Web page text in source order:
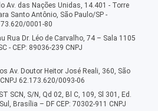
Av. das Nações Unidas, 14.401 - Torre
Santo Antônio, São Paulo/SP -
0001-80
Rua Dr. Léo de Carvalho, 74 – Sala 1105
- CEP: 89036-239 CNPJ
Av. Doutor Heitor José Reali, 360, São
62.173.620/0093-06
SCN, S/N, Qd 02, Bl C, 109, Sl 301, Ed.
Brasília – DF CEP: 70302-911 CNPJ